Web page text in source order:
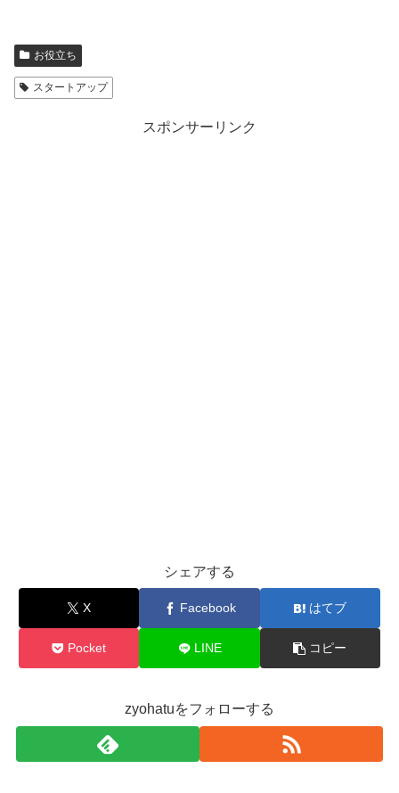
お役立ち
スタートアップ
スポンサーリンク
シェアする
X Facebook はてブ
Pocket LINE コピー
zyohatuをフォローする